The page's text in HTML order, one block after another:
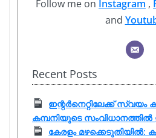
Follow me on Instagram ,
and
Recent Posts
ഇന്റർനെറ്റിലേക്ക് സ്വയം
കമ്പനിയുടെ സംവിധാനത്തിൽ
കേരളം മഴക്കെടുതിയിൽ: